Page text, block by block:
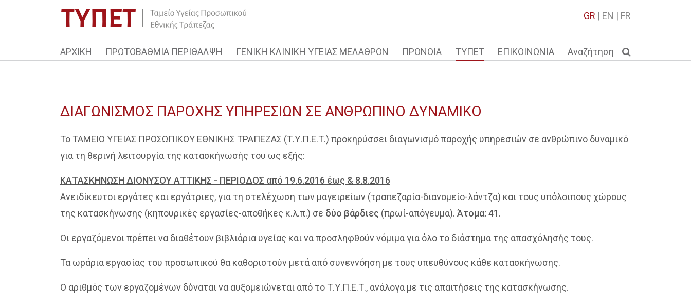
GR | EN | FR
ΑΡΧΙΚΗ ΠΡΩΤΟΒΑΘΜΙΑ ΠΕΡΙΘΑΛΨΗ ΓΕΝΙΚΗ ΚΛΙΝΙΚΗ ΥΓΕΙΑΣ ΜΕΛΑΘΡΟΝ ΠΡΟΝΟΙΑ ΤΥΠΕΤ ΕΠΙΚΟΙΝΩΝΙΑ Αναζήτηση
ΔΙΑΓΩΝΙΣΜΟΣ ΠΑΡΟΧΗΣ ΥΠΗΡΕΣΙΩΝ ΣΕ ΑΝΘΡΩΠΙΝΟ ΔΥΝΑΜΙΚΟ
Το ΤΑΜΕΙΟ ΥΓΕΙΑΣ ΠΡΟΣΩΠΙΚΟΥ ΕΘΝΙΚΗΣ ΤΡΑΠΕΖΑΣ (Τ.Υ.Π.Ε.Τ.) προκηρύσσει διαγωνισμό παροχής υπηρεσιών σε ανθρώπινο δυναμικό
για τη θερινή λειτουργία της κατασκήνωσής του ως εξής:
ΚΑΤΑΣΚΗΝΩΣΗ ΔΙΟΝΥΣΟΥ ΑΤΤΙΚΗΣ - ΠΕΡΙΟΔΟΣ από 19.6.2016 έως & 8.8.2016
Ανειδίκευτοι εργάτες και εργάτριες, για τη στελέχωση των μαγειρείων (τραπεζαρία-διανομείο-λάντζα) και τους υπόλοιπους χώρους
της κατασκήνωσης (κηπουρικές εργασίες-αποθήκες κ.λ.π.) σε δύο βάρδιες (πρωί-απόγευμα). Άτομα: 41 .
Οι εργαζόμενοι πρέπει να διαθέτουν βιβλιάρια υγείας και να προσληφθούν νόμιμα για όλο το διάστημα της απασχόλησής τους.
Τα ωράρια εργασίας του προσωπικού θα καθοριστούν μετά από συνεννόηση με τους υπευθύνους κάθε κατασκήνωσης.
Ο αριθμός των εργαζομένων δύναται να αυξομειώνεται από το Τ.Υ.Π.Ε.Τ., ανάλογα με τις απαιτήσεις της κατασκήνωσης.